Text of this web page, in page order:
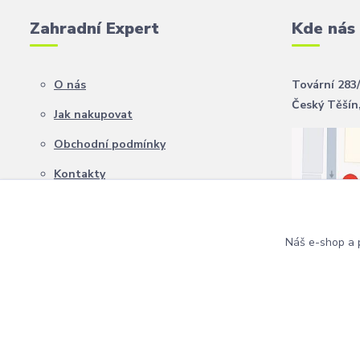
Zahradní Expert
O nás
Jak nakupovat
Obchodní podmínky
Kontakty
Kde
Tovární
Český
Náš e-shop a